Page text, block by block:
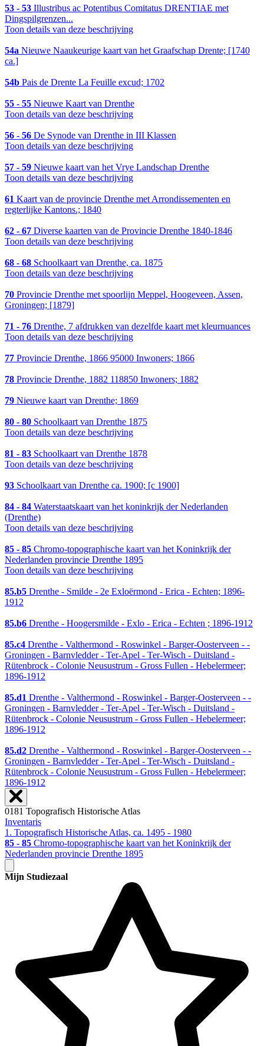
53 - 53 Illustribus ac Potentibus Comitatus DRENTIAE met
Dingspilgrenzen...
Toon details van deze beschrijving
54a Nieuwe Naaukeurige kaart van het Graafschap Drente; [1740
ca.]
54b Pais de Drente La Feuille excud; 1702
55 - 55 Nieuwe Kaart van Drenthe
Toon details van deze beschrijving
56 - 56 De Synode van Drenthe in III Klassen
Toon details van deze beschrijving
57 - 59 Nieuwe kaart van het Vrye Landschap Drenthe
Toon details van deze beschrijving
61 Kaart van de provincie Drenthe met Arrondissementen en
regterlijke Kantons.; 1840
62 - 67 Diverse kaarten van de Provincie Drenthe 1840-1846
Toon details van deze beschrijving
68 - 68 Schoolkaart van Drenthe, ca. 1875
Toon details van deze beschrijving
70 Provincie Drenthe met spoorlijn Meppel, Hoogeveen, Assen,
Groningen; [1879]
71 - 76 Drenthe, 7 afdrukken van dezelfde kaart met kleurnuances
Toon details van deze beschrijving
77 Provincie Drenthe, 1866 95000 Inwoners; 1866
78 Provincie Drenthe, 1882 118850 Inwoners; 1882
79 Nieuwe kaart van Drenthe; 1869
80 - 80 Schoolkaart van Drenthe 1875
Toon details van deze beschrijving
81 - 83 Schoolkaart van Drenthe 1878
Toon details van deze beschrijving
93 Schoolkaart van Drenthe ca. 1900; [c 1900]
84 - 84 Waterstaatskaart van het koninkrijk der Nederlanden
(Drenthe)
Toon details van deze beschrijving
85 - 85 Chromo-topographische kaart van het Koninkrijk der
Nederlanden provincie Drenthe 1895
Toon details van deze beschrijving
85.b5 Drenthe - Smilde - 2e Exloërmond - Erica - Echten; 1896-
1912
85.b6 Drenthe - Hoogersmilde - Exlo - Erica - Echten ; 1896-1912
85.c4 Drenthe - Valthermond - Roswinkel - Barger-Oosterveen - -
Groningen - Barnvledder - Ter-Apel - Ter-Wisch - Duitsland -
Rütenbrock - Colonie Neusustrum - Gross Fullen - Hebelermeer;
1896-1912
85.d1 Drenthe - Valthermond - Roswinkel - Barger-Oosterveen - -
Groningen - Barnvledder - Ter-Apel - Ter-Wisch - Duitsland -
Rütenbrock - Colonie Neusustrum - Gross Fullen - Hebelermeer;
1896-1912
85.d2 Drenthe - Valthermond - Roswinkel - Barger-Oosterveen - -
Groningen - Barnvledder - Ter-Apel - Ter-Wisch - Duitsland -
Rütenbrock - Colonie Neusustrum - Gross Fullen - Hebelermeer;
1896-1912
0181 Topografisch Historische Atlas
Inventaris
1. Topografisch Historische Atlas, ca. 1495 - 1980
85 - 85 Chromo-topographische kaart van het Koninkrijk der
Nederlanden provincie Drenthe 1895
Mijn Studiezaal